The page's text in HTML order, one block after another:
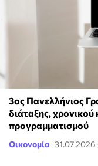
3ος Πανελλήνιος
διάταξης, χρονικού
προγραμματισμού
Οικονομία 31.07.2026